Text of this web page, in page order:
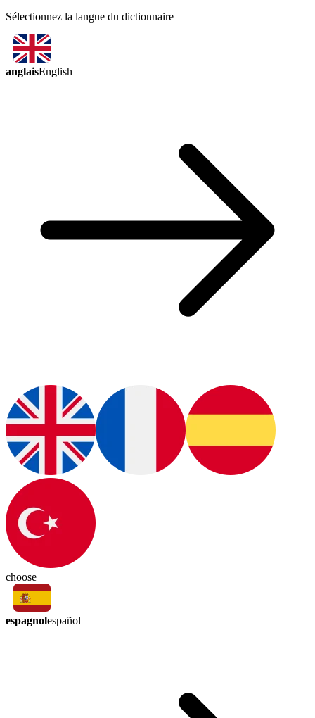
Sélectionnez la langue du dictionnaire
anglaisEnglish
choose
espagnolespañol